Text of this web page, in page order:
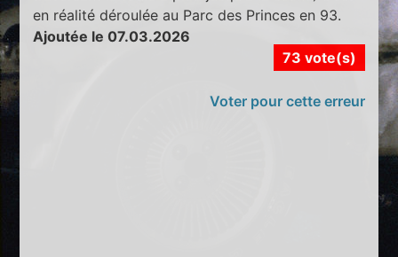
en réalité déroulée au Parc des Princes en 93.
Ajoutée le 07.03.2026
73 vote(s)
Voter pour cette erreur